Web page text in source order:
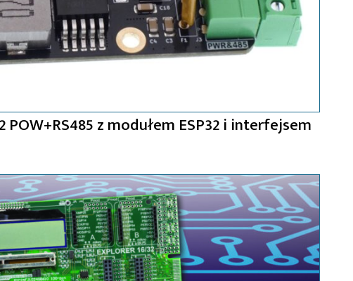
z modułem ESP32 i interfejsem